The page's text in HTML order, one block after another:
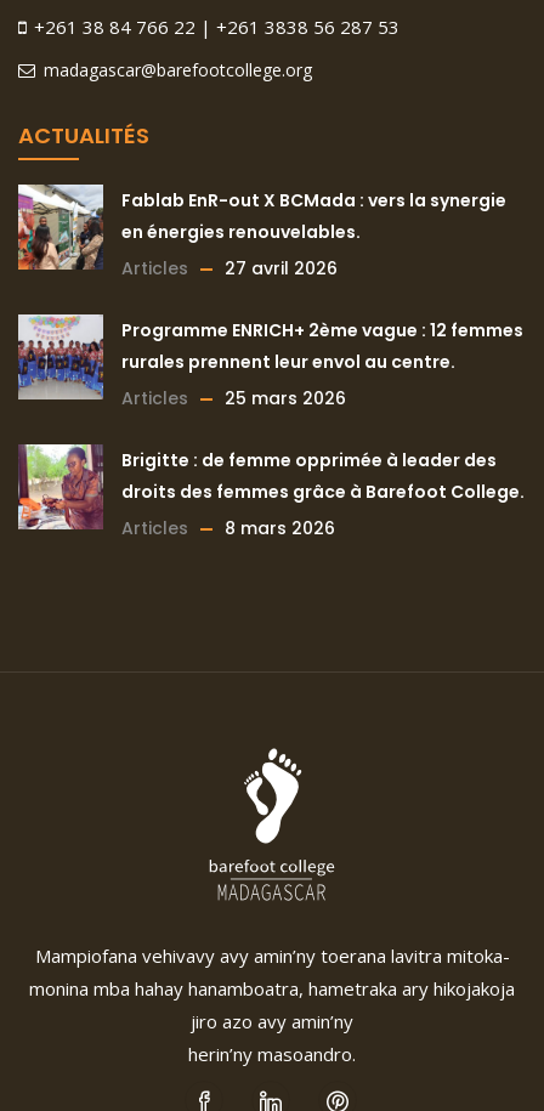
+261 38 84 766 22 | +261 3838 56 287 53
madagascar@barefootcollege.org
ACTUALITÉS
Fablab EnR-out X BCMada : vers la synergie
en énergies renouvelables.
Articles
27 avril 2026
Programme ENRICH+ 2ème vague : 12 femmes
rurales prennent leur envol au centre.
Articles
25 mars 2026
Brigitte : de femme opprimée à leader des
droits des femmes grâce à Barefoot College.
Articles
8 mars 2026
Mampiofana vehivavy avy amin’ny toerana lavitra mitoka-
monina mba hahay hanamboatra, hametraka ary hikojakoja
jiro azo avy amin’ny
herin’ny masoandro.